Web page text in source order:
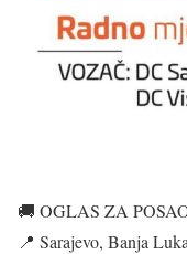
🚚 OGLAS ZA
📍 Sarajevo, Banja